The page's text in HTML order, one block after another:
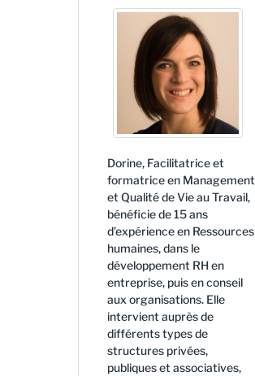
Dorine, Facilitatrice et
formatrice en Management
et Qualité de Vie au Travail,
bénéficie de 15 ans
d’expérience en Ressources
humaines, dans le
développement RH en
entreprise, puis en conseil
aux organisations. Elle
intervient auprès de
différents types de
structures privées,
publiques et associatives,